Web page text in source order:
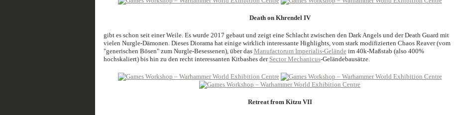
Death on Khrendel IV
gibt es schon seit einer Weile. Es wurde 2017 gebaut und zeigt eine Schlacht zwischen den Dark Angels und der Death Guard mit
vielen Nurgle-Dämonen. Dieses Diorama hat einige wirklich interessante Highlights, vom stark modifizierten Chaos Reaver (vom
"generischen Bösen" zum Nurgle-Besessenen), über das Manufactorum Imperialis-Geländeim 40k-Maßstab (also 400%
hochskaliert) bis hin zu den recht interessanten Kitbashes der Sector Mechanicus-Geländebausätze.
Retreat from Kitzu VII